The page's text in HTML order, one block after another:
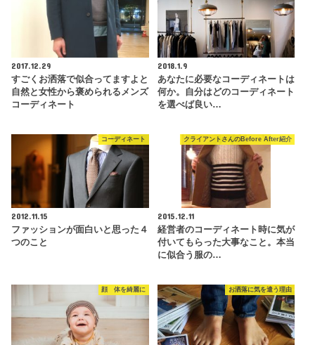
2017.12.29
すごくお洒落で似合ってますよと
自然と女性から褒められるメンズ
コーディネート
2018.1.9
あなたに必要なコーディネートは
何か。自分はどのコーディネート
を選べば良い…
コーディネート
2012.11.15
ファッションが面白いと思った４
つのこと
クライアントさんのBefore After紹介
2015.12.11
経営者のコーディネート時に気が
付いてもらった大事なこと。本当
に似合う服の…
顔 体を綺麗に お洒落に気を遣う理由